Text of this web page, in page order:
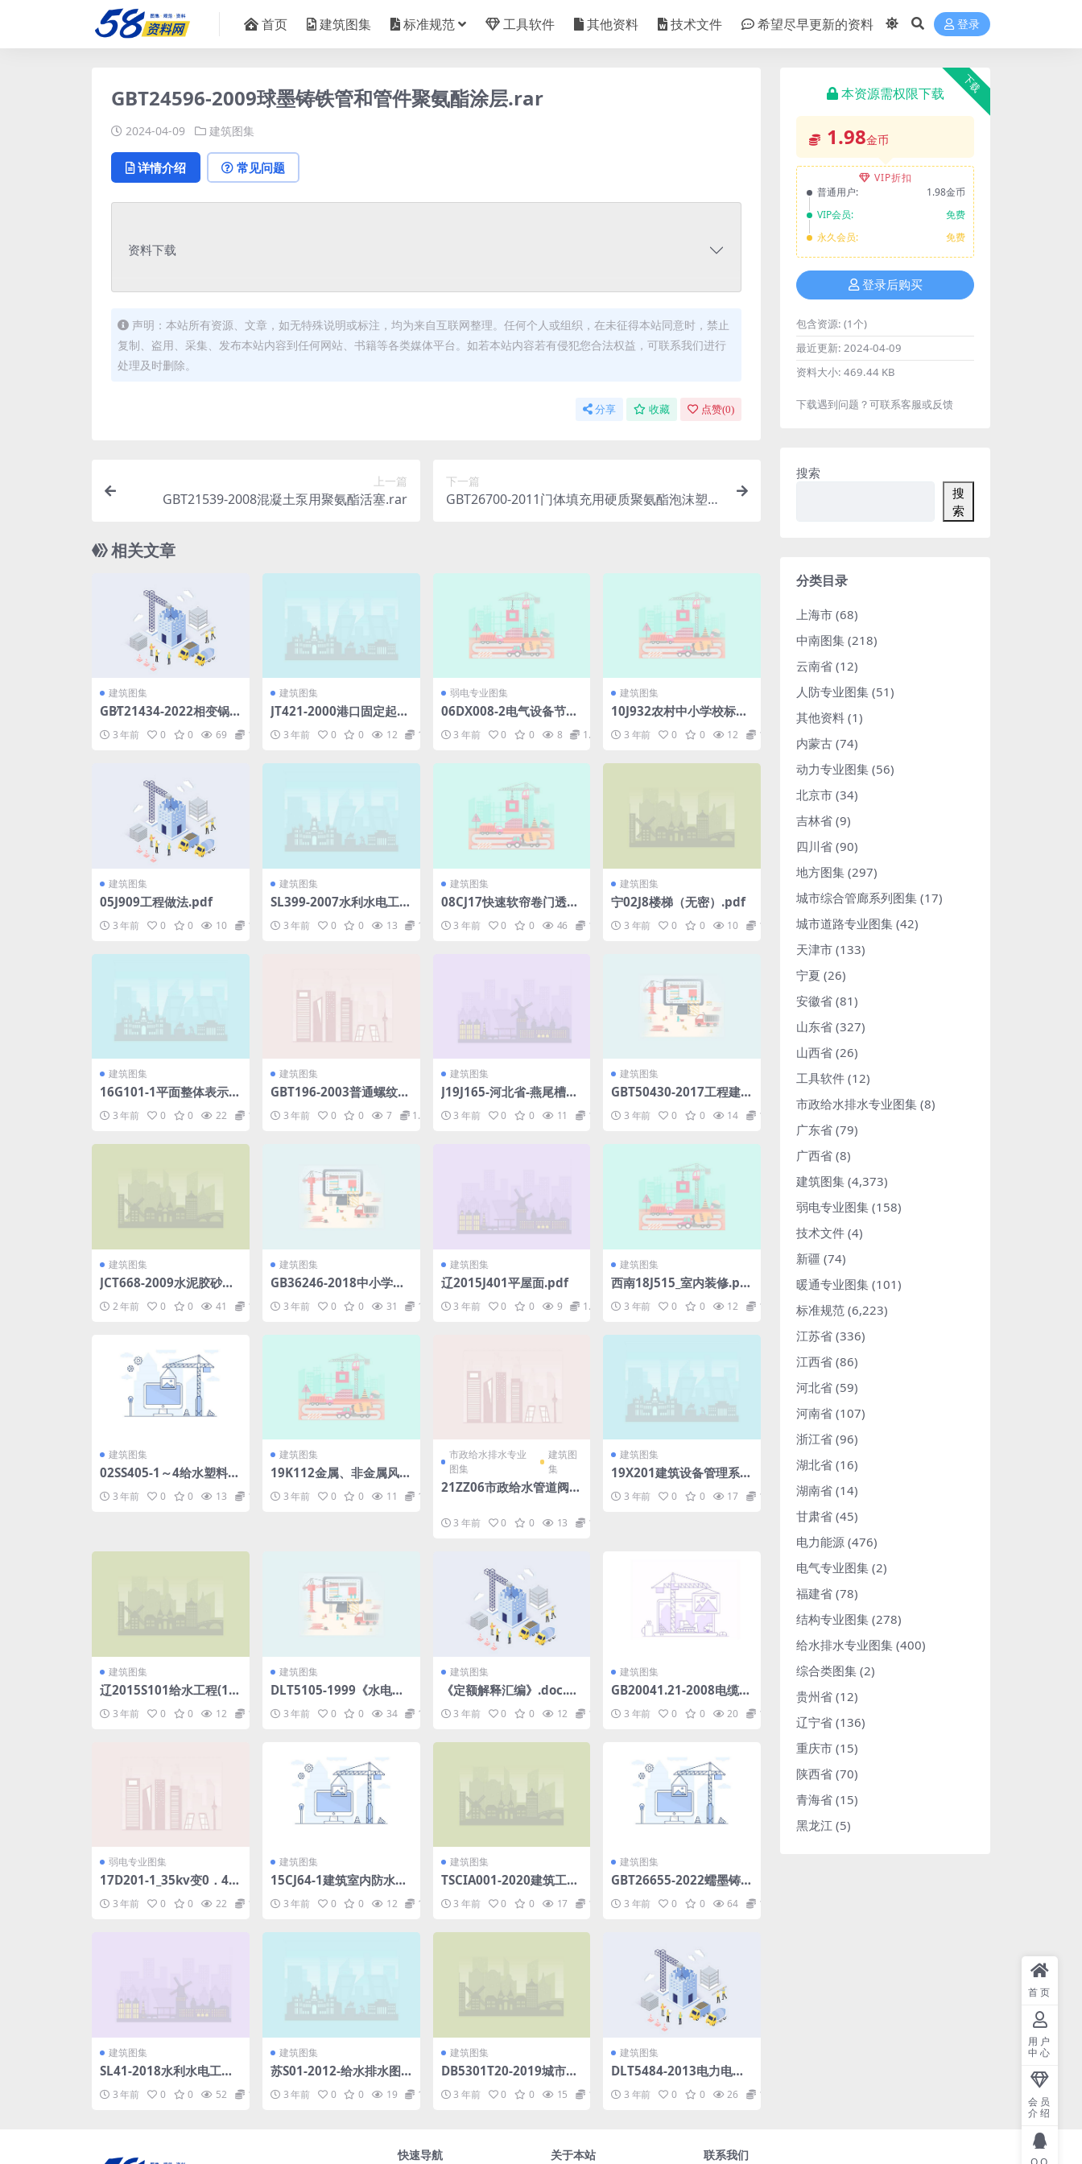
首页 建筑图集 标准规范 工具软件 其他资料 技术文件 希望尽早更新的资料 登录
GBT24596-2009球墨铸铁管和管件聚氨酯涂层.rar
2024-04-09 建筑图集
详情介绍 常见问题
资料下载
声明：本站所有资源、文章，如无特殊说明或标注，均为来自互联网整理。任何个人或组织，在未征得本站同意时，禁止
复制、盗用、采集、发布本站内容到任何网站、书籍等各类媒体平台。如若本站内容若有侵犯您合法权益，可联系我们进行
处理及时删除。
分享 收藏 点赞(0)
上一篇
GBT21539-2008混凝土泵用聚氨酯活塞.rar
下一篇
GBT26700-2011门体填充用硬质聚氨酯泡沫塑料.
相关文章
建筑图集
GB∕T21434-2022相变锅
3 年前 0 0 69 1.98
建筑图集
JT421-2000港口固定起重
机安全规程.pdf
3 年前 0 0 12 1.98
弱电专业图集
06DX008-2电气设备节能
3 年前 0 0 8 1.98
建筑图集
10J932农村中小学校标准
3 年前 0 0 12 1.98
建筑图集
05J909工程做法.pdf
3 年前 0 0 10 1.98
建筑图集
SL399-2007水利水电工程
f
3 年前 0 0 13 1.98
建筑图集
08CJ17快速软帘卷门透明
3 年前 0 0 46 1.98
建筑图集
宁02J8楼梯（无密）.pdf
3 年前 0 0 10 1.98
建筑图集
16G101-1平面整体表示方
法制图规则和构造详图.pd
f 3 年前 0 0 22 1.98
建筑图集
GBT196-2003普通螺纹基
本尺寸(2020111717381
4).pdf
3 年前 0 0 7 1.98
建筑图集
J19J165-河北省-燕尾槽型
轻质复合保温板建筑构造.
pdf3 年前 0 0 11 1.98
建筑图集
GBT50430-2017工程建
设施工企业质量管理规范.
pdf3 年前 0 0 14 1.98
建筑图集
JCT668-2009水泥胶砂中
方法.rar
2 年前 0 0 41 1.98
建筑图集
GB36246-2018中小学合
df 3 年前 0 0 31 1.98
建筑图集
辽2015J401平屋面.pdf
3 年前 0 0 9 1.98
建筑图集
西南18J515_室内装修.pd
3 年前 0 0 12 1.98
建筑图集
02SS405-1～4给水塑料管
3 年前 0 0 13 1.98
建筑图集
19K112金属、非金属风管
支吊架（含抗震支吊架）.
pdf3 年前 0 0 11 1.98
市政给水排水专业
图集
建筑图
集
21ZZ06市政给水管道阀门
3 年前 0 0 13 1.98
建筑图集
19X201建筑设备管理系统
设计与安装.pdf
3 年前 0 0 17 1.98
建筑图集
辽2015S101给水工程(14
3 年前 0 0 12 1.98
建筑图集
DLT5105-1999《水电工
3 年前 0 0 34 1.98
建筑图集
《定额解释汇编》.doc.pd
3 年前 0 0 12 1.98
建筑图集
GB20041.21-2008电缆管
刚性导管系统的特殊要求.
3 年前 0 0 20 1.98
弱电专业图集
17D201-1_35kv变0．4k
V附设式油浸变压器室布置
_2018.pdf
3 年前 0 0 22 1.98
建筑图集
15CJ64-1建筑室内防水构
3 年前 0 0 12 1.98
建筑图集
TSCIA001-2020建筑工程
资料管理规程(陕西建筑业
协会团体标准)(13.22MB).
3 年前 0 0 17 1.98
建筑图集
GBT26655-2022蠕墨铸
铁件(8.53MB)a3adbbff2
a8cf542.pdf
3 年前 0 0 64 1.98
建筑图集
SL41-2018水利水电工程
3 年前 0 0 52 1.98
建筑图集
苏S01-2012-给水排水图
3 年前 0 0 19 1.98
建筑图集
DB5301T20-2019城市道
B).pdf
3 年前 0 0 15 1.98
建筑图集
DLT5484-2013电力电缆
3 年前 0 0 26 1.98
下载
本资源需权限下载
1.98金币
VIP折扣
普通用户:
1.98金币
VIP会员:
免费
永久会员:
免费
登录后购买
包含资源: (1个)
最近更新: 2024-04-09
资料大小: 469.44 KB
下载遇到问题？可联系客服或反馈
搜索
搜
索
分类目录
上海市 (68)
中南图集 (218)
云南省 (12)
人防专业图集 (51)
其他资料 (1)
内蒙古 (74)
动力专业图集 (56)
北京市 (34)
吉林省 (9)
四川省 (90)
地方图集 (297)
城市综合管廊系列图集 (17)
城市道路专业图集 (42)
天津市 (133)
宁夏 (26)
安徽省 (81)
山东省 (327)
山西省 (26)
工具软件 (12)
市政给水排水专业图集 (8)
广东省 (79)
广西省 (8)
建筑图集 (4,373)
弱电专业图集 (158)
技术文件 (4)
新疆 (74)
暖通专业图集 (101)
标准规范 (6,223)
江苏省 (336)
江西省 (86)
河北省 (59)
河南省 (107)
浙江省 (96)
湖北省 (16)
湖南省 (14)
甘肃省 (45)
电力能源 (476)
电气专业图集 (2)
福建省 (78)
结构专业图集 (278)
给水排水专业图集 (400)
综合类图集 (2)
贵州省 (12)
辽宁省 (136)
重庆市 (15)
陕西省 (70)
青海省 (15)
黑龙江 (5)
快速导航 关于本站 联系我们
首页
用户
中心
会员
介绍